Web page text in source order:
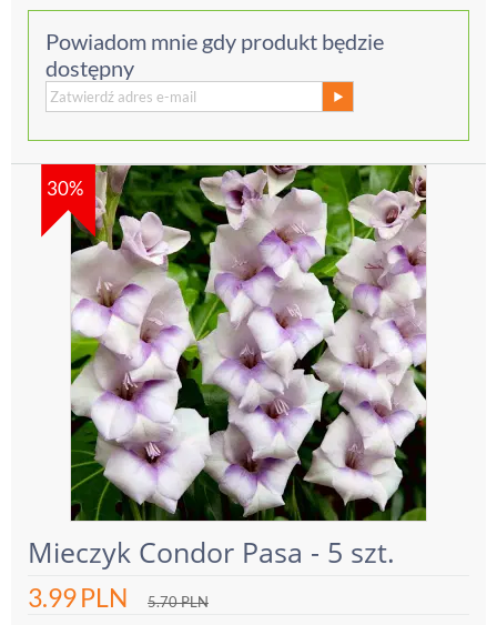
Powiadom mnie gdy produkt będzie
dostępny
30%
Mieczyk Condor Pasa - 5 szt.
3.99PLN 5.70PLN